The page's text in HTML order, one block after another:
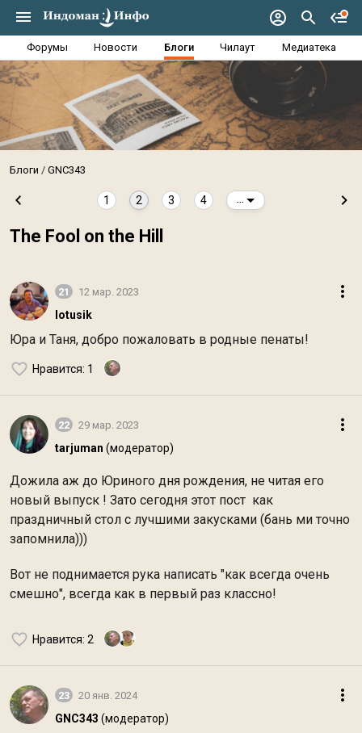
Форумы Новости Блоги Чилаут Медиатека
Блоги GNC343
1 2 3 4
The Fool on the Hill
21 12 мар. 2023
lotusik
Юра и Таня, добро пожаловать в родные пенаты!
Нравится: 1
22 29 мар. 2023
tarjuman (модератор)
Дожила аж до Юриного дня рождения, не читая его
новый выпуск ! Зато сегодня этот пост как
праздничный стол с лучшими закусками (бань ми точно
запомнила)))
Вот не поднимается рука написать "как всегда очень
смешно", всегда как в первый раз классно!
Нравится: 2
23 20 янв. 2024
GNC343 (модератор)